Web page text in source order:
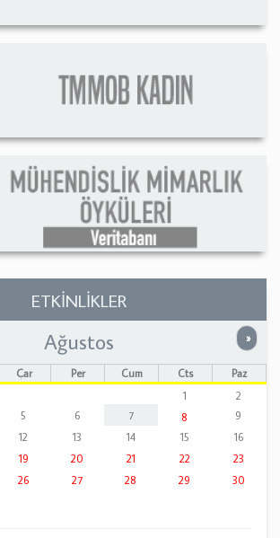
ETKİNLİKLER
»
Ağustos
Çar Per Cum Cts
Paz
1
2
5 6 7 8
9
12 13 14 15
16
19 20 21 22
23
26 27 28 29
30